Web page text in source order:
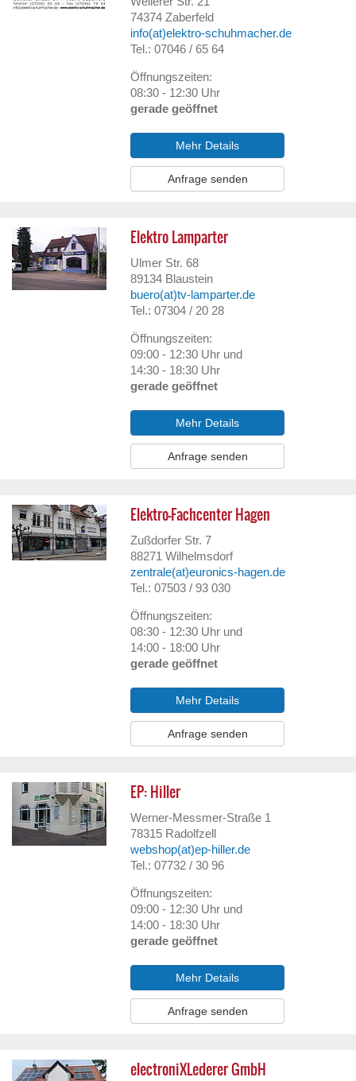
74374 Zaberfeld
info(at)elektro-schuhmacher.de
Tel.: 07046 / 65 64
Öffnungszeiten:
08:30 - 12:30 Uhr
gerade geöffnet
Mehr Details
Anfrage senden
Elektro Lamparter
Ulmer Str. 68
89134 Blaustein
buero(at)tv-lamparter.de
Tel.: 07304 / 20 28
Öffnungszeiten:
09:00 - 12:30 Uhr und
14:30 - 18:30 Uhr
gerade geöffnet
Mehr Details
Anfrage senden
Elektro-Fachcenter Hagen
Zußdorfer Str. 7
88271 Wilhelmsdorf
zentrale(at)euronics-hagen.de
Tel.: 07503 / 93 030
Öffnungszeiten:
08:30 - 12:30 Uhr und
14:00 - 18:00 Uhr
gerade geöffnet
Mehr Details
Anfrage senden
EP: Hiller
Werner-Messmer-Straße 1
78315 Radolfzell
webshop(at)ep-hiller.de
Tel.: 07732 / 30 96
Öffnungszeiten:
09:00 - 12:30 Uhr und
14:00 - 18:30 Uhr
gerade geöffnet
Mehr Details
Anfrage senden
electroniXLederer GmbH